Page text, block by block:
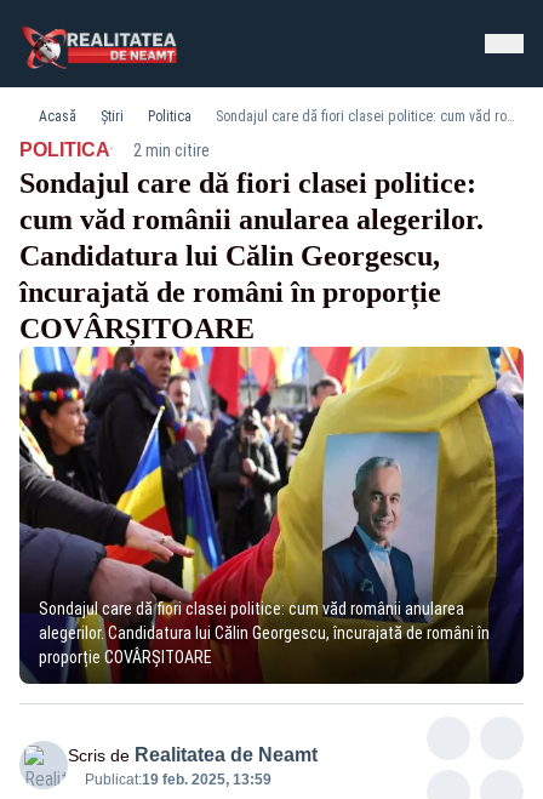
Acasă Știri Politica Sondajul care dă fiori clasei politice: cum văd românii anularea alegerilor. Candidatura lui Călin Georgescu, încurajată de români în proporție COVÂRȘITOARE
POLITICA· 2 min citire
Sondajul care dă fiori clasei politice:
cum văd românii anularea alegerilor.
Candidatura lui Călin Georgescu,
încurajată de români în proporție
COVÂRȘITOARE
Sondajul care dă fiori clasei politice: cum văd românii anularea
alegerilor. Candidatura lui Călin Georgescu, încurajată de români în
proporție COVÂRȘITOARE
Scris de Realitatea de Neamt
Publicat:19 feb. 2025, 13:59